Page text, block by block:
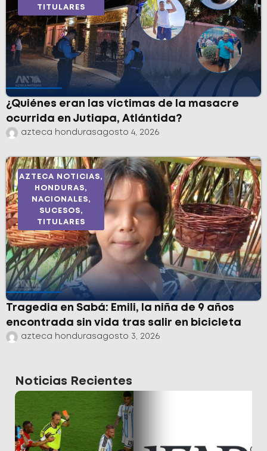
TITULARES
¿Quiénes eran las víctimas de la masacre
ocurrida en Jutiapa, Atlántida?
azteca hondurasagosto 4, 2026
AZTECA NOTICIAS,
HONDURAS,
NACIONALES,
SUCESOS,
TITULARES
Tragedia en Sabá: Emili, la niña de 9 años
encontrada sin vida tras salir en bicicleta
azteca hondurasagosto 3, 2026
Noticias Recientes